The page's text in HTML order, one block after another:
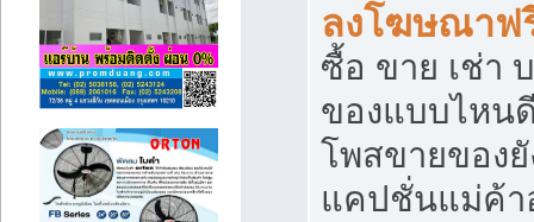
ลงโฆษณาฟ
ซื้อ ขาย เช่า
ของแบบไหน
โพสขายของยั
แคปชั่นแม่ค้